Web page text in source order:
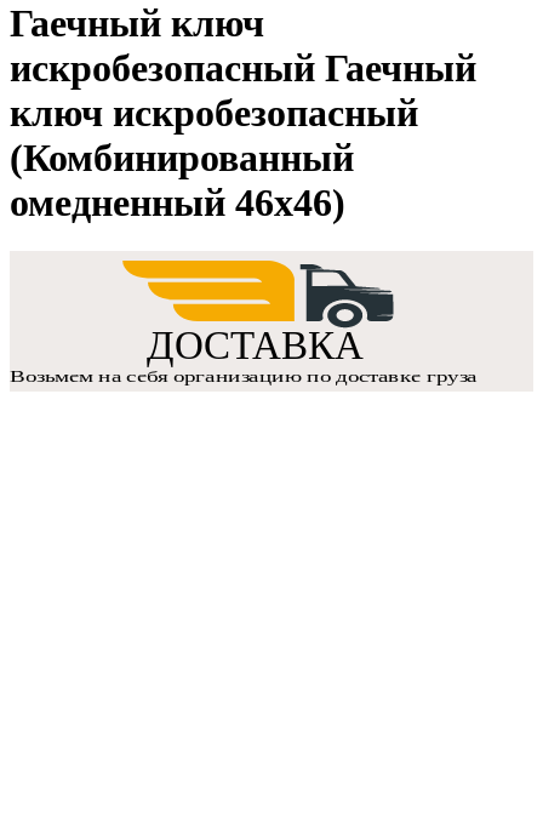
Гаечный ключ
искробезопасный Гаечный
ключ искробезопасный
(Комбинированный
омедненный 46х46)